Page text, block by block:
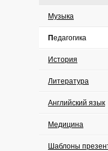
Музыка
Педагогика
История
Литература
Английский язык
Медицина
Шаблоны